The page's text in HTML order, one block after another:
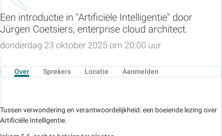
Een introductie in "Artificiële Intelligentie" door
Jürgen Coetsiers, enterprise cloud architect.
donderdag 23 oktober 2025 om 20:00 uur
Over Sprekers Locatie Aanmelden
Tussen verwondering en verantwoordelijkheid: een boeiende lezing over
Artificiële Intelligentie.